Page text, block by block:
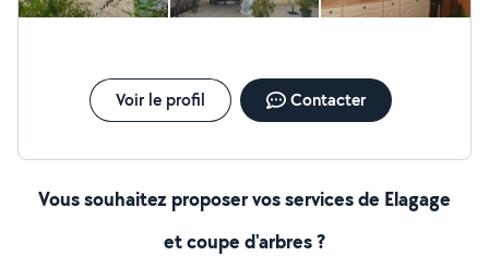
Voir le profil Contacter
Vous souhaitez proposer vos services de Elagage
et coupe d'arbres ?